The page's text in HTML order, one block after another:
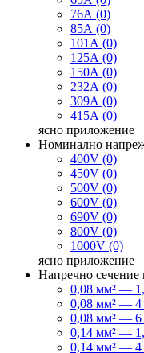
76А (0)
85А (0)
101А (0)
125А (0)
150А (0)
232А (0)
309А (0)
415А (0)
ясно приложение
Номинално
400V (0)
450V (0)
500V (0)
600V (0)
690V (0)
800V (0)
1000V (0)
ясно приложение
Напречно сечение
0,08 мм² —
0,08 мм² — 4
0,08 мм² — 6
0,14 мм² —
0,14 мм² — 4